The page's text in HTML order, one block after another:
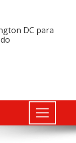
DC para